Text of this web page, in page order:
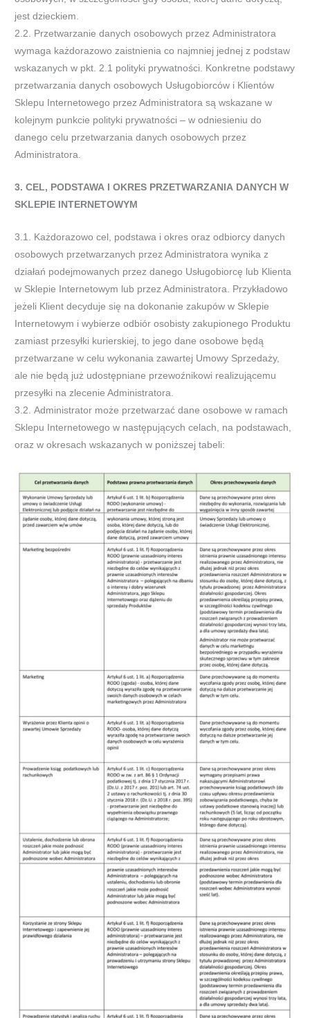
jest dzieckiem.
2.2. Przetwarzanie danych osobowych przez Administratora
wymaga każdorazowo zaistnienia co najmniej jednej z podstaw
wskazanych w pkt. 2.1 polityki prywatności. Konkretne podstawy
przetwarzania danych osobowych Usługobiorców i Klientów
Sklepu Internetowego przez Administratora są wskazane w
kolejnym punkcie polityki prywatności – w odniesieniu do
danego celu przetwarzania danych osobowych przez
Administratora.
3. CEL, PODSTAWA OKRES PRZETWARZANIA DANYCH W
SKLEPIE
INTERNETOWYM
3.1.
Każdorazowo cel, podstawa i okres oraz odbiorcy danych
osobowych przetwarzanych przez Administratora wynika z
działań podejmowanych przez danego Usługobiorcę lub Klienta
w Sklepie Internetowym lub przez Administratora. Przykładowo
jeżeli Klient decyduje się na dokonanie zakupów w Sklepie
Internetowym i wybierze odbiór osobisty zakupionego Produktu
zamiast przesyłki kurierskiej, to jego dane osobowe będą
przetwarzane w celu wykonania zawartej Umowy Sprzedaży,
ale nie będą już udostępniane przewoźnikowi real izującemu
przesyłki na zlecenie Administratora.
3.2.
Administrator może przetwarzać dane osobowe w ramach
Sklepu Internetowego w następujących celach, na podstawach,
oraz wokresach wskazanych w poniższej tabeli: